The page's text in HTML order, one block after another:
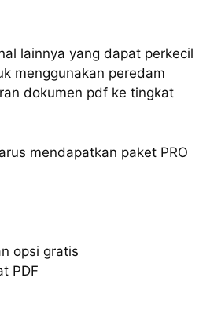
lainnya yang dapat perkecil
menggunakan peredam
dokumen pdf ke tingkat
mendapatkan paket PRO
opsi gratis
PDF